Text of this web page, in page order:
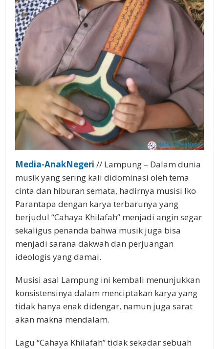
Media-AnakNegeri // Lampung – Dalam dunia
musik yang sering kali didominasi oleh tema
cinta dan hiburan semata, hadirnya musisi Iko
Parantapa dengan karya terbarunya yang
berjudul “Cahaya Khilafah” menjadi angin segar
sekaligus penanda bahwa musik juga bisa
menjadi sarana dakwah dan perjuangan
ideologis yang damai.
Musisi asal Lampung ini kembali menunjukkan
konsistensinya dalam menciptakan karya yang
tidak hanya enak didengar, namun juga sarat
akan makna mendalam.
Lagu “Cahaya Khilafah” tidak sekadar sebuah